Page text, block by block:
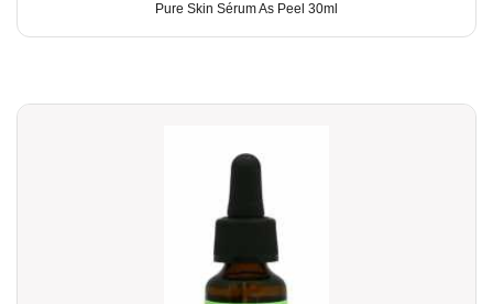
Pure Skin Sérum As Peel 30ml